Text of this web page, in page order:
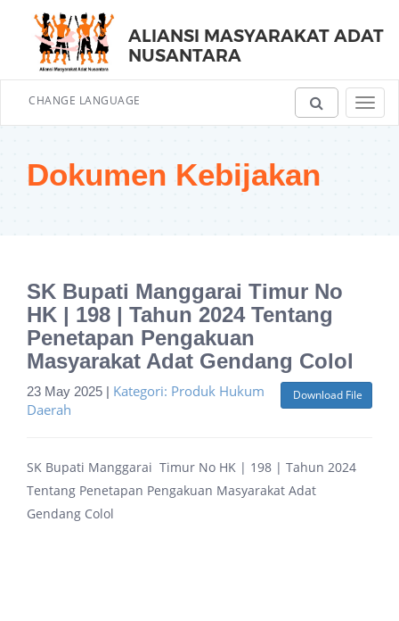
ALIANSI MASYARAKAT ADAT
NUSANTARA
CHANGE LANGUAGE
Dokumen Kebijakan
SK Bupati Manggarai Timur No
HK | 198 | Tahun 2024 Tentang
Penetapan Pengakuan
Masyarakat Adat Gendang Colol
Download File
23 May 2025 | Kategori: Produk Hukum
Daerah
SK Bupati Manggarai Timur No HK | 198 | Tahun 2024
Tentang Penetapan Pengakuan Masyarakat Adat
Gendang Colol